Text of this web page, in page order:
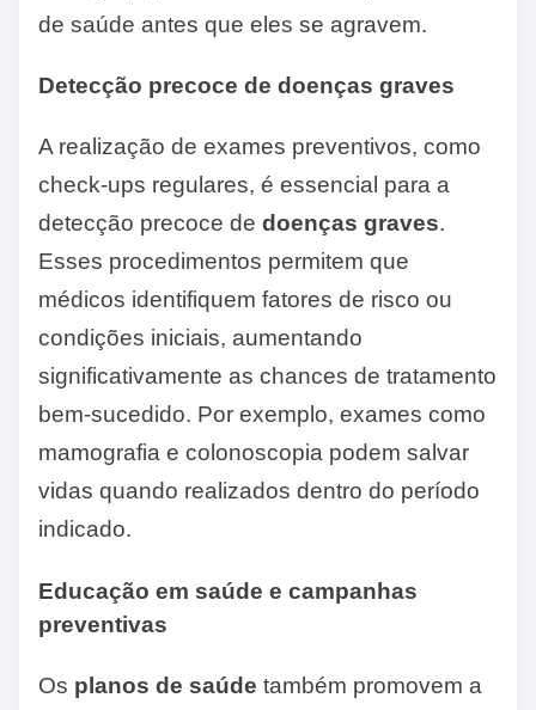
de saúde antes que eles se agravem.
Detecção precoce de doenças graves
A realização de exames preventivos, como
check-ups regulares, é essencial para a
detecção precoce de doenças graves.
Esses procedimentos permitem que
médicos identifiquem fatores de risco ou
condições iniciais, aumentando
significativamente as chances de tratamento
bem-sucedido. Por exemplo, exames como
mamografia e colonoscopia podem salvar
vidas quando realizados dentro do período
indicado.
Educação em saúde e campanhas
preventivas
Os planos de saúde também promovem a